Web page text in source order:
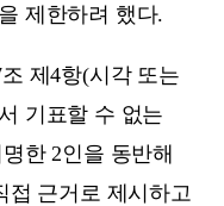
제한하려 했다.
제4항(시각 또는
기표할 수 없는
한 2인을 동반해
접 근거로 제시하고